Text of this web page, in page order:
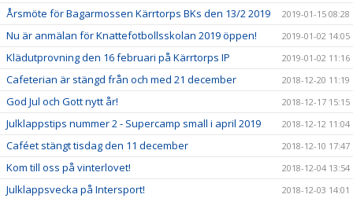
Årsmöte för Bagarmossen Kärrtorps BKs den 13/2 2019 2019-01-15 08:28
Nu är anmälan för Knattefotbollsskolan 2019 öppen! 2019-01-02 14:05
Klädutprovning den 16 februari på Kärrtorps IP 2019-01-02 11:16
Cafeterian är stängd från och med 21 december 2018-12-20 11:19
God Jul och Gott nytt år! 2018-12-17 15:15
Julklappstips nummer 2 - Supercamp small i april 2019 2018-12-12 11:04
Caféet stängt tisdag den 11 december 2018-12-10 17:47
Kom till oss på vinterlovet! 2018-12-04 13:54
Julklappsvecka på Intersport! 2018-12-03 14:01